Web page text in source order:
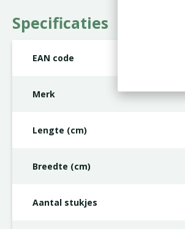
Specificaties
EAN code
Merk
Lengte (cm)
Breedte (cm)
Aantal stukjes